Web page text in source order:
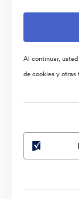
Al continuar,
de cookies y otras